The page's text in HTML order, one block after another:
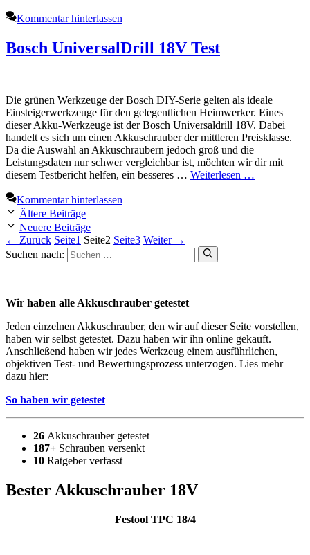
Kommentar hinterlassen
Bosch UniversalDrill 18V Test
Die grünen Werkzeuge der Bosch DIY-Serie gelten als ideale
Einsteigerwerkzeuge für den gelegentlichen Heimwerker. Eines
dieser Akku-Werkzeuge ist der Bosch Universaldrill 18V. Dabei
handelt es sich um einen Akkuschrauber der mittleren Preisklasse.
Da die Auswahl an Akkuschraubern jedoch groß und die
Leistungsdaten nur schwer vergleichbar ist, möchten wir dir mit
diesem Testbericht helfen, ein besseres … Weiterlesen …
Kommentar hinterlassen
Ältere Beiträge
Neuere Beiträge
← Zurück Seite1 Seite2 Seite3 Weiter →
Suchen nach:
Wir haben alle Akkuschrauber getestet
Jeden einzelnen Akkuschrauber, den wir auf dieser Seite vorstellen,
haben wir selbst getestet. Dazu haben wir ihn online gekauft.
Anschließend haben wir jedes Werkzeug einem ausführlichen,
objektiven Test- und Bewertungsprozess unterzogen. Lies mehr
dazu hier:
So haben wir getestet
26 Akkuschrauber getestet
187+ Schrauben versenkt
10 Ratgeber verfasst
Bester Akkuschrauber 18V
Festool TPC 18/4